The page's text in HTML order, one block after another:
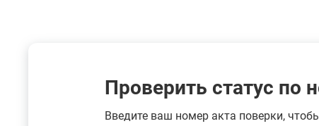
Проверить статус по
Введите ваш номер акта поверки,